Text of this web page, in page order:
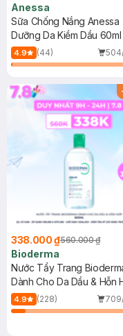
Anessa
Sữa Chống Nắng Anessa
Dưỡng Da Kiềm Dầu 60ml
Mới)
4.9 (44)
338.000 ₫560.000 ₫
Bioderma
Nước Tẩy Trang
Dành Cho Da Dầu & Hỗn
500ml
4.9 (228)